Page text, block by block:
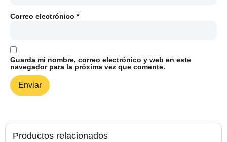
Productos relacionados
Correo electrónico *
Guarda mi nombre, correo electrónico y web en este
navegador para la próxima vez que comente.